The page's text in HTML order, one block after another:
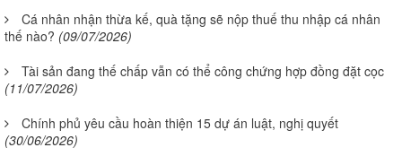
Cá nhân nhận thừa kế, quà tặng sẽ nộp thuế thu nhập cá nhân
thế nào? (09/07/2026)
Tài sản đang thế chấp vẫn có thể công chứng hợp đồng đặt cọc
(11/07/2026)
Chính phủ yêu cầu hoàn thiện 15 dự án luật, nghị quyết
(30/06/2026)